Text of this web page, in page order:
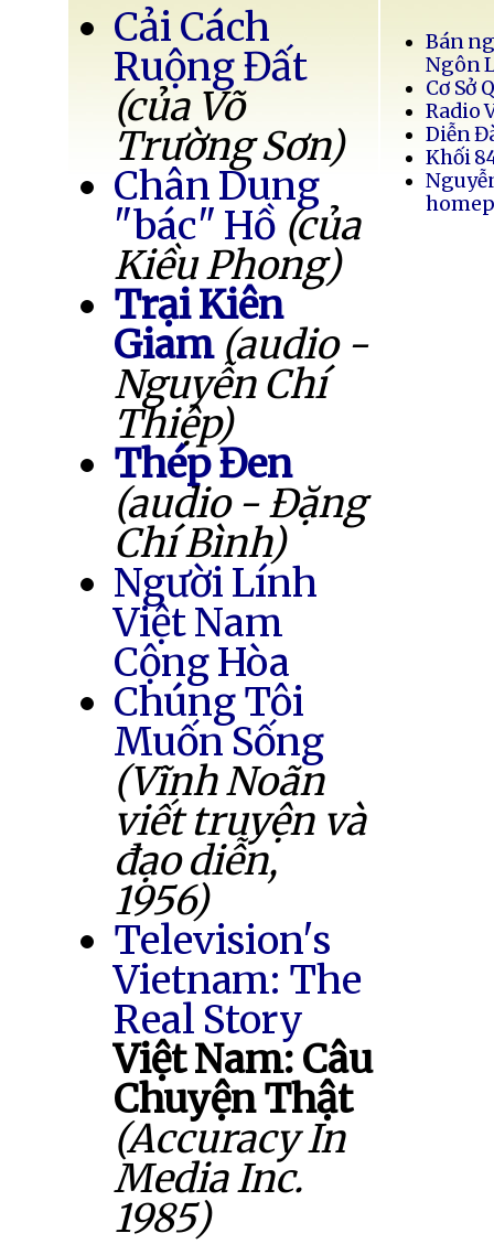
Cải Cách
Ruộng Đất
(của Võ
Trường Sơn)
Chân Dung
"bác" Hồ (của
Kiều Phong)
Trại Kiên
Giam (audio -
Nguyễn Chí
Thiệp)
Thép Đen
(audio - Đặng
Chí Bình)
Người Lính
Việt Nam
Cộng Hòa
Chúng Tôi
Muốn Sống
(Vĩnh Noãn
viết truyện và
đạo diễn,
1956)
Television's
Vietnam: The
Real Story
Việt Nam: Câu
Chuyện Thật
(Accuracy In
Media Inc.
1985)
Bán
Ngôn
Cơ Sở
Radio
Diễn
Khối